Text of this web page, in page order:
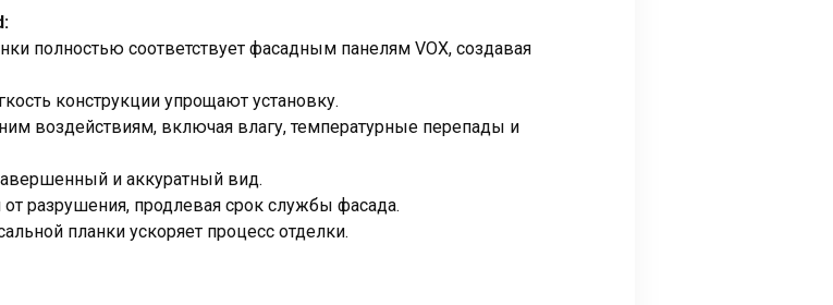
полностью соответствует фасадным панелям VOX, создавая
конструкции упрощают установку.
воздействиям, включая влагу, температурные перепады и
и аккуратный вид.
разрушения, продлевая срок службы фасада.
планки ускоряет процесс отделки.